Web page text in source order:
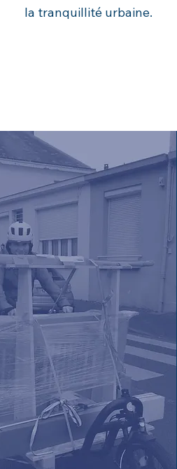
la tranquillité urbaine.